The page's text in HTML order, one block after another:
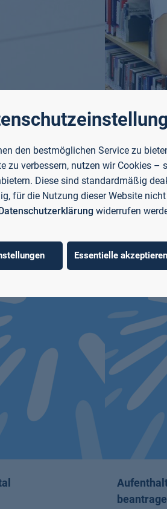
|
Bibliothek
Mehr
den bestmöglichen Service zu
zu verbessern, nutzen wir Cookies –
Diese sind standardmäßig
für die Nutzung dieser Website
Datenschutzerklärung widerrufen
Essentielle akzeptieren